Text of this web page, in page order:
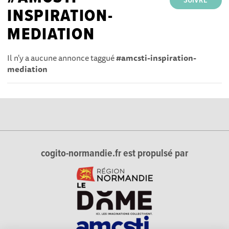
INSPIRATION-
MEDIATION
Il n'y a aucune annonce taggué#amcsti-inspiration-
mediation
cogito-normandie.fr est propulsé par